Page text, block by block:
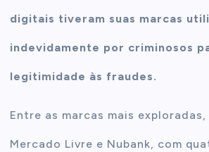
digitais tiveram suas marcas
indevidamente por criminosos
legitimidade às fraudes.
Entre as marcas mais
Mercado Livre e Nubank, com